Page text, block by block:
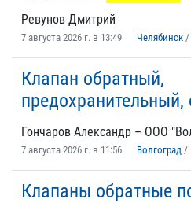
Ревунов Дмитрий
7 августа 2026 г. в 13:49 Челябинск /
Клапан обратный,
предохранительный,
Гончаров Александр – ООО
7 августа 2026 г. в 11:56 Волгоград /
Клапаны обратные